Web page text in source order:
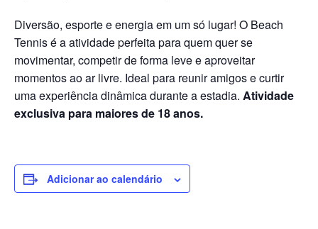
Diversão, esporte e energia em um só lugar! O Beach
Tennis é a atividade perfeita para quem quer se
movimentar, competir de forma leve e aproveitar
momentos ao ar livre. Ideal para reunir amigos e curtir
uma experiência dinâmica durante a estadia. Atividade
exclusiva para maiores de 18 anos.
Adicionar ao calendário